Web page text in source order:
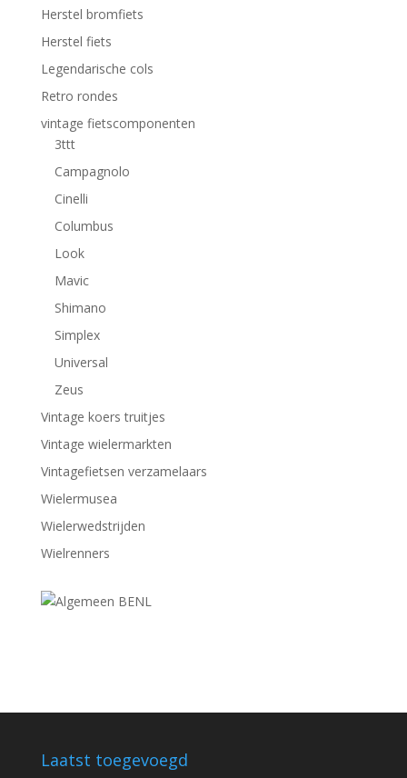
Herstel bromfiets
Herstel fiets
Legendarische cols
Retro rondes
vintage fietscomponenten
3ttt
Campagnolo
Cinelli
Columbus
Look
Mavic
Shimano
Simplex
Universal
Zeus
Vintage koers truitjes
Vintage wielermarkten
Vintagefietsen verzamelaars
Wielermusea
Wielerwedstrijden
Wielrenners
Laatst toegevoegd